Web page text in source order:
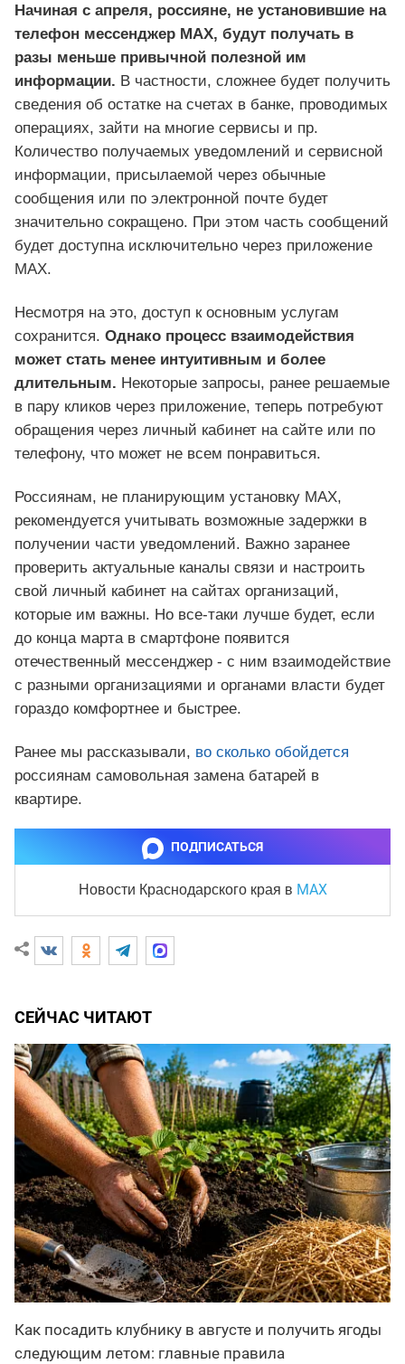
Начиная с апреля, россияне, не установившие на
телефон мессенджер MAX, будут получать в
разы меньше привычной полезной им
информации. В частности, сложнее будет получить
сведения об остатке на счетах в банке, проводимых
операциях, зайти на многие сервисы и пр.
Количество получаемых уведомлений и сервисной
информации, присылаемой через обычные
сообщения или по электронной почте будет
значительно сокращено. При этом часть сообщений
будет доступна исключительно через приложение
MAX.
Несмотря на это, доступ к основным услугам
сохранится. Однако процесс взаимодействия
может стать менее интуитивным и более
длительным. Некоторые запросы, ранее решаемые
в пару кликов через приложение, теперь потребуют
обращения через личный кабинет на сайте или по
телефону, что может не всем понравиться.
Россиянам, не планирующим установку MAX,
рекомендуется учитывать возможные задержки в
получении части уведомлений. Важно заранее
проверить актуальные каналы связи и настроить
свой личный кабинет на сайтах организаций,
которые им важны. Но все-таки лучше будет, если
до конца марта в смартфоне появится
отечественный мессенджер - с ним взаимодействие
с разными организациями и органами власти будет
гораздо комфортнее и быстрее.
Ранее мы рассказывали, во сколько обойдется
россиянам самовольная замена батарей в
квартире.
ПОДПИСАТЬСЯ
Новости Краснодарского края в MAX
СЕЙЧАС ЧИТАЮТ
Как посадить клубнику в августе и получить ягоды
следующим летом: главные правила